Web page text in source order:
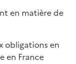
en matière de
obligations en
en France